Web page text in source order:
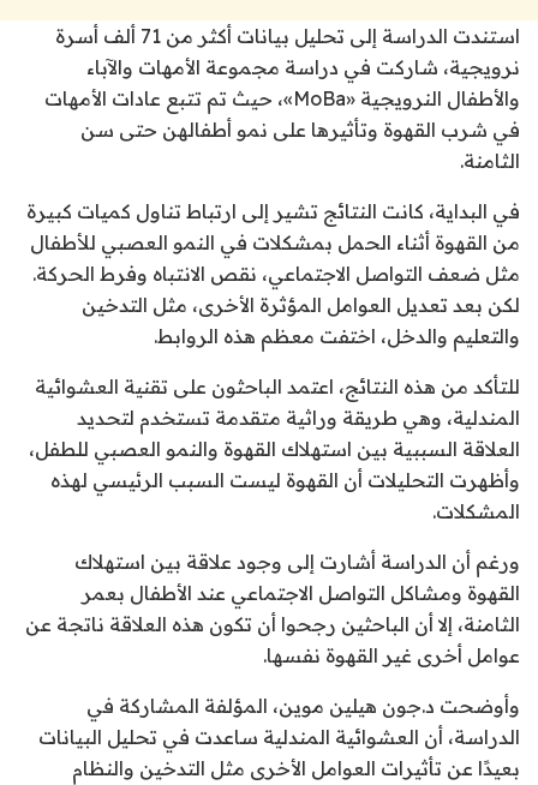
استندت الدراسة إلى تحليل بيانات أكثر من 71 ألف أسرة
نرويجية، شاركت في دراسة مجموعة الأمهات والآباء
والأطفال النرويجية «MoBa»، حيث تم تتبع عادات الأمهات
في شرب القهوة وتأثيرها على نمو أطفالهن حتى سن
الثامنة.
في البداية، كانت النتائج تشير إلى ارتباط تناول كميات كبيرة
من القهوة أثناء الحمل بمشكلات في النمو العصبي للأطفال
مثل ضعف التواصل الاجتماعي، نقص الانتباه وفرط الحركة.
لكن بعد تعديل العوامل المؤثرة الأخرى، مثل التدخين
والتعليم والدخل، اختفت معظم هذه الروابط.
للتأكد من هذه النتائج، اعتمد الباحثون على تقنية العشوائية
المندلية، وهي طريقة وراثية متقدمة تستخدم لتحديد
العلاقة السببية بين استهلاك القهوة والنمو العصبي للطفل،
وأظهرت التحليلات أن القهوة ليست السبب الرئيسي لهذه
المشكلات.
ورغم أن الدراسة أشارت إلى وجود علاقة بين استهلاك
القهوة ومشاكل التواصل الاجتماعي عند الأطفال بعمر
الثامنة، إلا أن الباحثين رجحوا أن تكون هذه العلاقة ناتجة عن
عوامل أخرى غير القهوة نفسها.
وأوضحت د.جون هيلين موين، المؤلفة المشاركة في
الدراسة، أن العشوائية المندلية ساعدت في تحليل البيانات
بعيدًا عن تأثيرات العوامل الأخرى مثل التدخين والنظام